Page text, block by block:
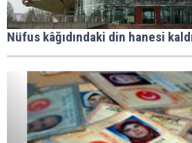
Nüfus kâğıdındaki din hanesi